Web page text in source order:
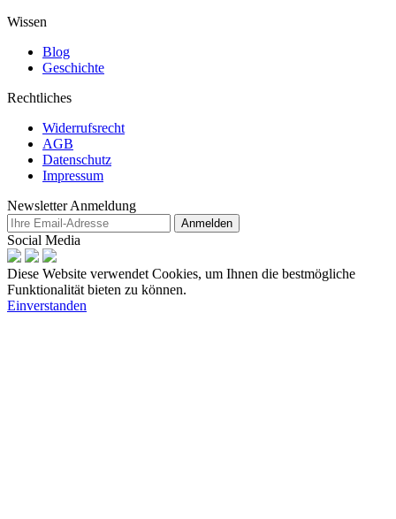
Wissen
Blog
Geschichte
Rechtliches
Widerrufsrecht
AGB
Datenschutz
Impressum
Newsletter Anmeldung
Anmelden
Social Media
Diese Website verwendet Cookies, um Ihnen die bestmögliche
Funktionalität bieten zu können.
Einverstanden